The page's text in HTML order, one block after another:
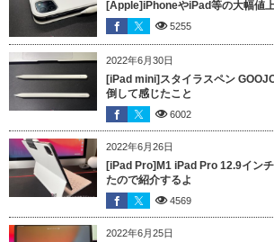
[Apple]iPhoneやiPad等の大幅値
5255
2022年6月30日
[iPad mini]スタイラスペン
倒して感じたこと
6002
2022年6月26日
[iPad Pro]M1 iPad Pro 12.9イン
たので紹介するよ
4569
2022年6月25日